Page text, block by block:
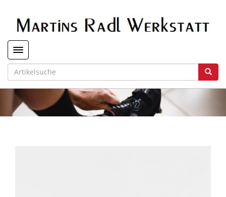
Toggle navigation